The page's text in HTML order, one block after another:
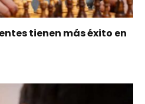
tienen más éxito en